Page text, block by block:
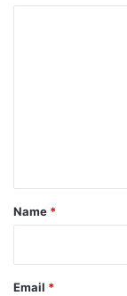
*
Name *
Email *